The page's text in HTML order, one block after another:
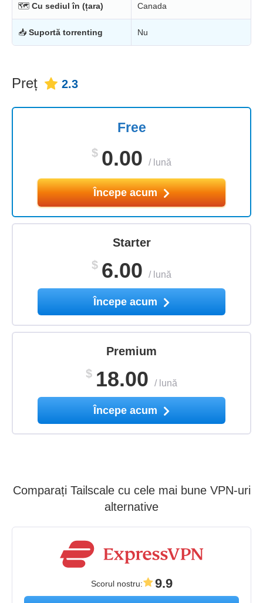
🗺 Cu sediul în (țara) Canada
📥 Suportă torrenting Nu
Preț 2.3
Free
$ 0.00 / lună
Începe acum
Starter
$ 6.00 / lună
Începe acum
Premium
$ 18.00 / lună
Începe acum
Comparați Tailscale cu cele mai bune VPN-uri
alternative
Scorul nostru: 9.9